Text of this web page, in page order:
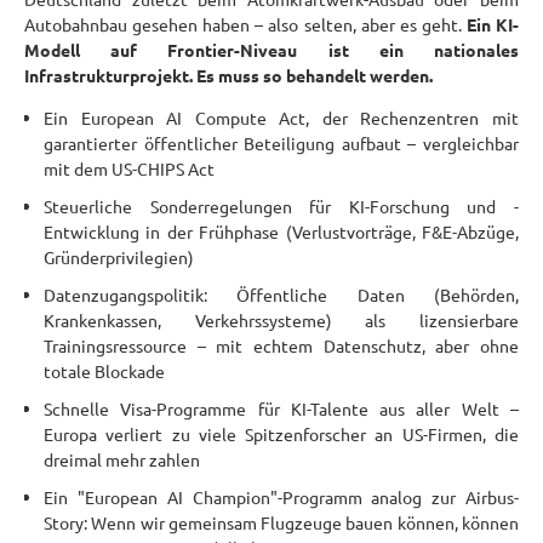
Autobahnbau gesehen haben – also selten, aber es geht. Ein KI-
Modell auf Frontier-Niveau ist ein nationales
Infrastrukturprojekt. Es muss so behandelt werden.
Ein European AI Compute Act, der Rechenzentren mit
garantierter öffentlicher Beteiligung aufbaut – vergleichbar
mit dem US-CHIPS Act
Steuerliche Sonderregelungen für KI-Forschung und -
Entwicklung in der Frühphase (Verlustvorträge, F&E-Abzüge,
Gründerprivilegien)
Datenzugangspolitik: Öffentliche Daten (Behörden,
Krankenkassen, Verkehrssysteme) als lizensierbare
Trainingsressource – mit echtem Datenschutz, aber ohne
totale Blockade
Schnelle Visa-Programme für KI-Talente aus aller Welt –
Europa verliert zu viele Spitzenforscher an US-Firmen, die
dreimal mehr zahlen
Ein "European AI Champion"-Programm analog zur Airbus-
Story: Wenn wir gemeinsam Flugzeuge bauen können, können